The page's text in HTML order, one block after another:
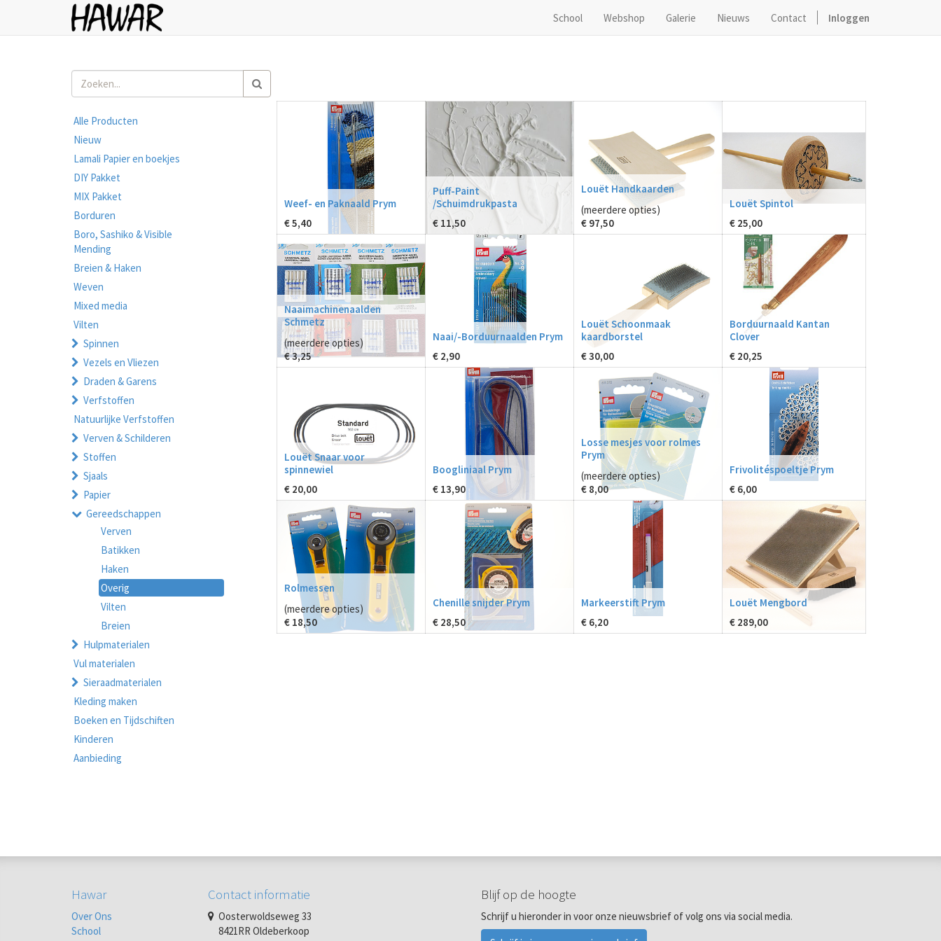
School Webshop Galerie Nieuws Contact Inloggen
Alle Producten
Nieuw
Lamali Papier en boekjes
DIY Pakket
MIX Pakket
Borduren
Boro, Sashiko & Visible
Mending
Breien & Haken
Weven
Mixed media
Vilten
Spinnen
Vezels en Vliezen
Draden & Garens
Verfstoffen
Natuurlijke Verfstoffen
Verven & Schilderen
Stoffen
Sjaals
Papier
Gereedschappen
Verven
Batikken
Haken
Overig
Vilten
Breien
Hulpmaterialen
Vul materialen
Sieraadmaterialen
Kleding maken
Boeken en Tijdschiften
Kinderen
Aanbieding
Weef- en Paknaald Prym
€5,40
Puff-Paint
/Schuimdrukpasta
€ 11,50
Louët Handkaarden
(meerdere opties)
€ 97,50
Louët Spintol
€ 25,00
Naaimachinenaalden
Schmetz
(meerdere opties)
€3,25
Naai/-Borduurnaalden Prym
€ 2,90
Louët Schoonmaak
kaardborstel
€30,00
Borduurnaald Kantan
Clover
€ 20,25
Louët Snaar voor
spinnewiel
€ 20,00
Boogliniaal Prym
€ 13,90
Losse mesjes voor rolmes
Prym
(meerdere opties)
€ 8,00
Frivolitéspoeltje Prym
€ 6,00
Rolmessen
(meerdere opties)
€ 18,50
Chenille snijder Prym
€ 28,50
Markeerstift Prym
€ 6,20
Louët Mengbord
€ 289,00
Hawar
Over Ons
School
Contact informatie
Oosterwoldseweg 33
8421RR Oldeberkoop
Blijf op de hoogte
Schrijf u hieronder in voor onze nieuwsbrief of volg ons via social media.